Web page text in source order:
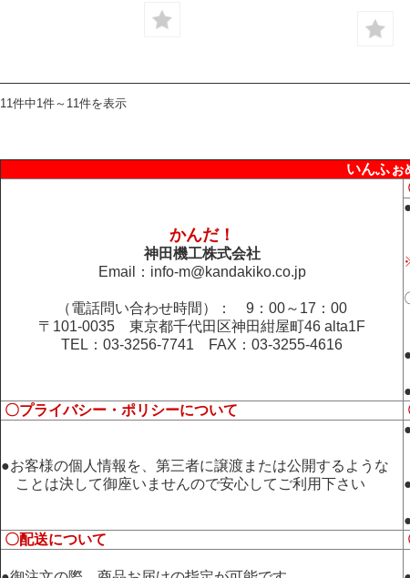
11件中1件～11件を表示
いんふぉ
かんだ！
神田機工株式会社
Email： info-m@kandakiko.co.jp
（電話問い合わせ時間）： 9：00～17：00
〒101-0035 東京都千代田区神田紺屋町46 alta1F
TEL：03-3256-7741 FAX：03-3255-4616
〇プライバシー・ポリシーについて
●お客様の個人情報を、第三者に譲渡または公開するような
ことは決して御座いませんので安心してご利用下さい
〇配送について